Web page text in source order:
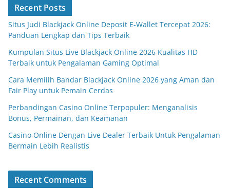
Recent Posts
Situs Judi Blackjack Online Deposit E-Wallet Tercepat 2026:
Panduan Lengkap dan Tips Terbaik
Kumpulan Situs Live Blackjack Online 2026 Kualitas HD
Terbaik untuk Pengalaman Gaming Optimal
Cara Memilih Bandar Blackjack Online 2026 yang Aman dan
Fair Play untuk Pemain Cerdas
Perbandingan Casino Online Terpopuler: Menganalisis
Bonus, Permainan, dan Keamanan
Casino Online Dengan Live Dealer Terbaik Untuk Pengalaman
Bermain Lebih Realistis
Recent Comments